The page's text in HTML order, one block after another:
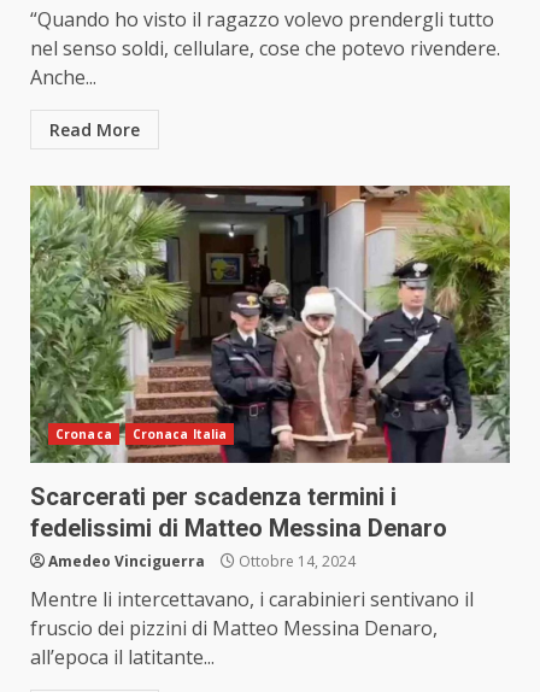
“Quando ho visto il ragazzo volevo prendergli tutto
nel senso soldi, cellulare, cose che potevo rivendere.
Anche...
Read More
Cronaca Cronaca Italia
Scarcerati per scadenza termini i
fedelissimi di Matteo Messina Denaro
Amedeo Vinciguerra Ottobre 14, 2024
Mentre li intercettavano, i carabinieri sentivano il
fruscio dei pizzini di Matteo Messina Denaro,
all’epoca il latitante...